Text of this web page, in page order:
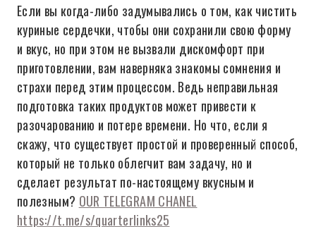
Если вы когда-либо задумывались о том, как чистить
куриные сердечки, чтобы они сохранили свою форму
и вкус, но при этом не вызвали дискомфорт при
приготовлении, вам наверняка знакомы сомнения и
страхи перед этим процессом. Ведь неправильная
подготовка таких продуктов может привести к
разочарованию и потере времени. Но что, если я
скажу, что существует простой и проверенный способ,
который не только облегчит вам задачу, но и
сделает результат по-настоящему вкусным и
полезным? OUR TELEGRAM CHANEL
https://t.me/s/quarterlinks25